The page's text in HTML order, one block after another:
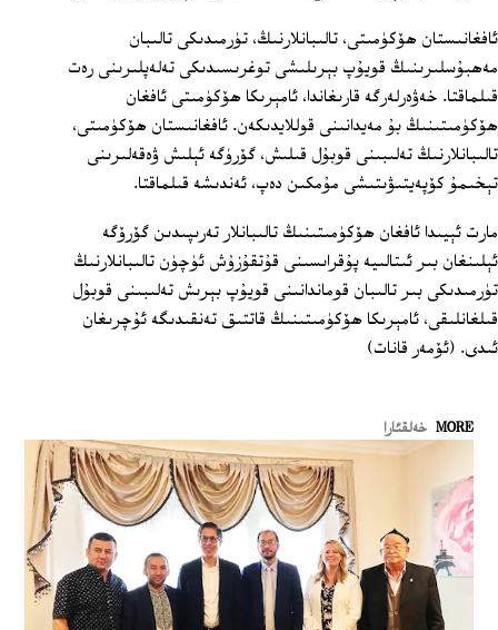
ئافغانىستان ھۆكۈمىتى، تالىبانلارنىڭ، تۈرمىدىكى تالىبان
مەھبۇسلىرىنىڭ قويۇپ بېرىلىشى توغرىسىدىكى تەلەپلىرىنى رەت
قىلماقتا. خەۋەرلەرگە قارىغاندا، ئامېرىكا ھۆكۈمىتى ئافغان
ھۆكۈمىتىنىڭ بۇ مەيدانىنى قوللايدىكەن. ئافغانىستان ھۆكۈمىتى،
تالىبانلارنىڭ تەلىبىنى قوبۇل قىلىش، گۆرۈگە ئېلىش ۋەقەلىرىنى
تېخىمۇ كۆپەيتىۋىتىشى مۇمكىن دەپ، ئەندىشە قىلماقتا.
مارت ئېيىدا ئافغان ھۆكۈمىتىنىڭ تالىبانلار تەرىپىدىن گۆرۆگە
ئېلىنغان بىر ئىتالىيە پۇقراىسىنى قۇتقۇزۇش ئۈچۈن تالىبانلارنىڭ
تۈرمىدىكى بىر تالىبان قوماندانىنى قويۇپ بېرىش تەلىبىنى قوبۇل
قىلغانلىقى، ئامېرىكا ھۆكۈمىتىنىڭ قاتتىق تەنقىدىگە ئۇچرىغان
ئىدى. (ئۆمەر قانات)
MORE خەلقئارا